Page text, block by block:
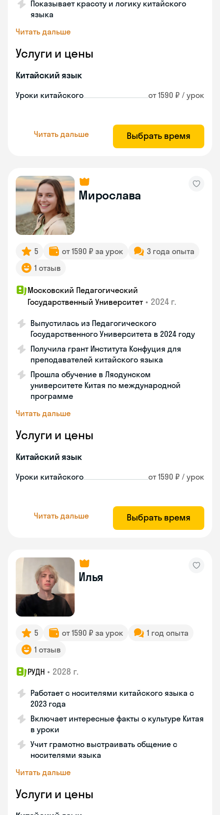
Показывает красоту и логику китайского
языка
Читать дальше
Услуги и цены
Китайский язык
Уроки китайского от 1590 ₽ / урок
Читать дальше Выбрать время
Мирослава
5 от 1590 ₽ за урок
3 года опыта
1 отзыв
Московский Педагогический
Государственный Университет • 2024 г.
Выпустилась из Педагогического
Государственного Университета в 2024 году
Получила грант Института Конфуция для
преподавателей китайского языка
Прошла обучение в Ляодунском
университете Китая по международной
программе
Читать дальше
Услуги и цены
Китайский язык
Уроки китайского от 1590 ₽ / урок
Читать дальше Выбрать время
Илья
5 от 1590 ₽ за урок
1 год опыта
1 отзыв
РУДН • 2028 г.
Работает с носителями китайского языка с
2023 года
Включает интересные факты о культуре Китая
в уроки
Учит грамотно выстраивать общение с
носителями языка
Читать дальше
Услуги и цены